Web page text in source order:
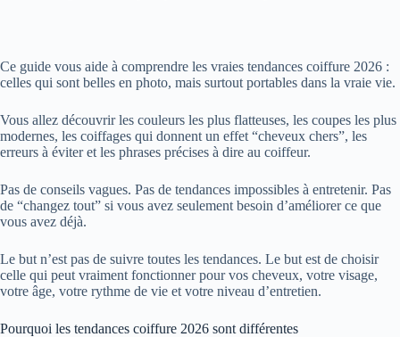
Ce guide vous aide à comprendre les vraies tendances coiffure 2026 :
celles qui sont belles en photo, mais surtout portables dans la vraie vie.
Vous allez découvrir les couleurs les plus flatteuses, les coupes les plus
modernes, les coiffages qui donnent un effet “cheveux chers”, les
erreurs à éviter et les phrases précises à dire au coiffeur.
Pas de conseils vagues. Pas de tendances impossibles à entretenir. Pas
de “changez tout” si vous avez seulement besoin d’améliorer ce que
vous avez déjà.
Le but n’est pas de suivre toutes les tendances. Le but est de choisir
celle qui peut vraiment fonctionner pour vos cheveux, votre visage,
votre âge, votre rythme de vie et votre niveau d’entretien.
Pourquoi les tendances coiffure 2026 sont différentes